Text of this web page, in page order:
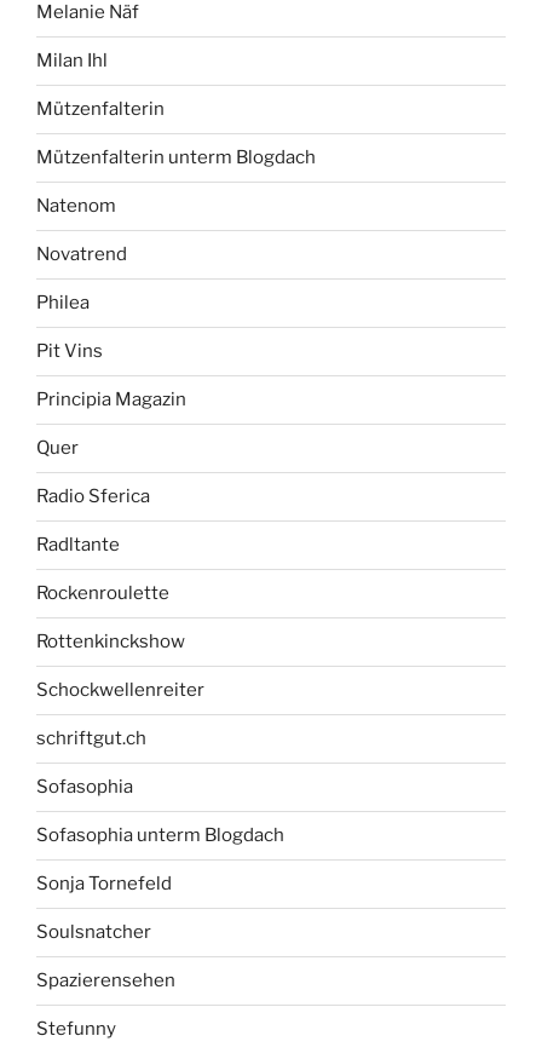
Melanie Näf
Milan Ihl
Mützenfalterin
Mützenfalterin unterm Blogdach
Natenom
Novatrend
Philea
Pit Vins
Principia Magazin
Quer
Radio Sferica
Radltante
Rockenroulette
Rottenkinckshow
Schockwellenreiter
schriftgut.ch
Sofasophia
Sofasophia unterm Blogdach
Sonja Tornefeld
Soulsnatcher
Spazierensehen
Stefunny